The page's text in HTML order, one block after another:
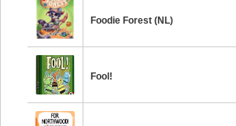
Foodie Forest (NL)
Fool!